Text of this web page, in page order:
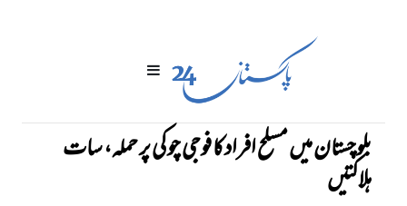
بلوچستان میں مسلح افراد کا فوجی چوکی پر حملہ، سات
ہلاکتیں